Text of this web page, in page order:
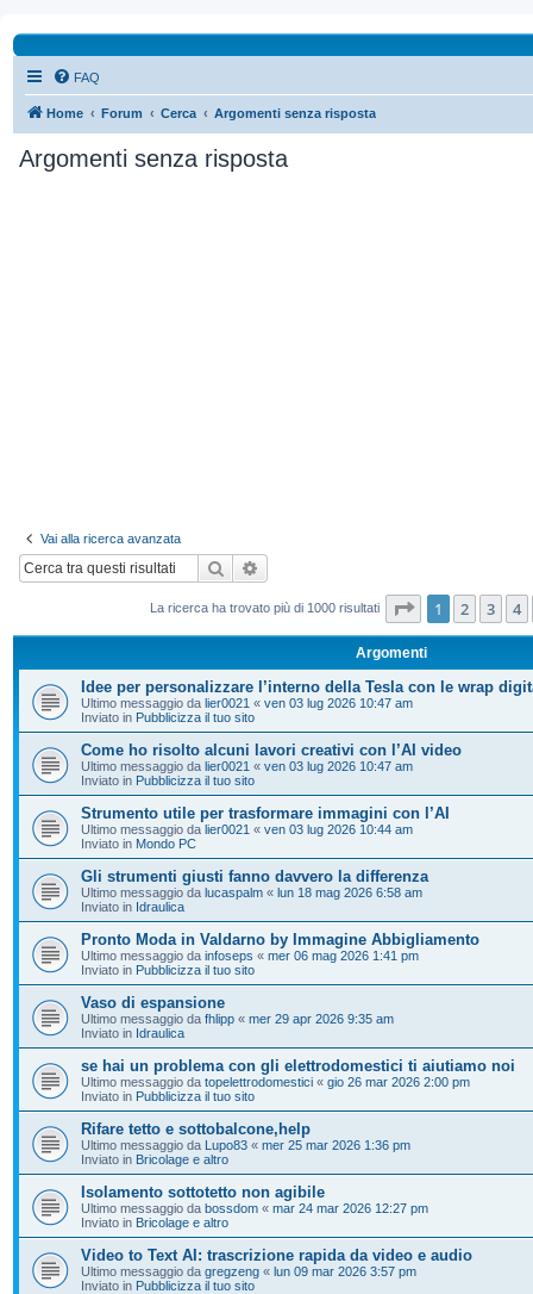
FAQ
Home Forum Cerca Argomenti senza risposta
Argomenti senza risposta
Vai alla ricerca avanzata
Cerca
La ricerca ha trovato più di 1000 risultati Pagina di 20
1 2 3 4
Argomenti
Idee per personalizzare l’interno della Tesla con le wrap
Ultimo messaggio da lier0021 « ven 03 lug 2026 10:47 am
Inviato in Pubblicizza il tuo sito
Come ho risolto alcuni lavori creativi con l’AI video
Ultimo messaggio da lier0021 « ven 03 lug 2026 10:47 am
Inviato in Pubblicizza il tuo sito
Strumento utile per trasformare immagini con l’AI
Ultimo messaggio da lier0021 « ven 03 lug 2026 10:44 am
Inviato in Mondo PC
Gli strumenti giusti fanno davvero la differenza
Ultimo messaggio da lucaspalm « lun 18 mag 2026 6:58 am
Inviato in Idraulica
Pronto Moda in Valdarno by Immagine Abbigliamento
Ultimo messaggio da infoseps « mer 06 mag 2026 1:41 pm
Inviato in Pubblicizza il tuo sito
Vaso di espansione
Ultimo messaggio da fhlipp « mer 29 apr 2026 9:35 am
Inviato in Idraulica
se hai un problema con gli elettrodomestici ti aiutiamo noi
Ultimo messaggio da topelettrodomestici « gio 26 mar 2026 2:00 pm
Inviato in Pubblicizza il tuo sito
Rifare tetto e sottobalcone,help
Ultimo messaggio da Lupo83 « mer 25 mar 2026 1:36 pm
Inviato in Bricolage e altro
Isolamento sottotetto non agibile
Ultimo messaggio da bossdom « mar 24 mar 2026 12:27 pm
Inviato in Bricolage e altro
Video to Text AI: trascrizione rapida da video e audio
Ultimo messaggio da gregzeng « lun 09 mar 2026 3:57 pm
Inviato in Pubblicizza il tuo sito